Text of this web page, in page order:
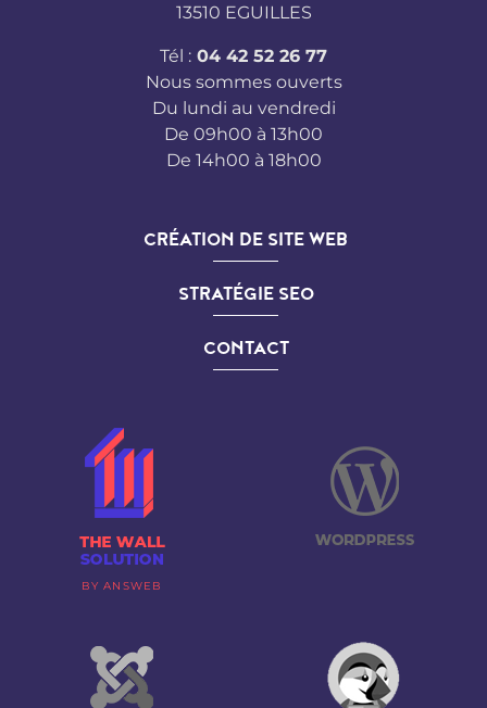
13510 EGUILLES
Tél : 04 42 52 26 77
Nous sommes ouverts
Du lundi au vendredi
De 09h00 à 13h00
De 14h00 à 18h00
CRÉATION DE SITE WEB
STRATÉGIE SEO
CONTACT
BY ANSWEB